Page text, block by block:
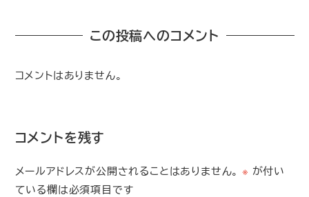
この投稿へのコメント
コメントはありません。
コメントを残す
メールアドレスが公開されることはありません。 ※ が付い
ている欄は必須項目です